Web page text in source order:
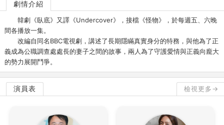
劇情介紹
韓劇《臥底》又譯《Undercover》，接檔《怪物》，於每週五、六晚
間各播放一集。
改編自同名BBC電視劇，講述了長期隱瞞真實身分的特務，與他為了正
義成為公職調查處處長的妻子之間的故事，兩人為了守護愛情與正義向龐大
的勢力展開鬥爭。
演員表 檢視更多→